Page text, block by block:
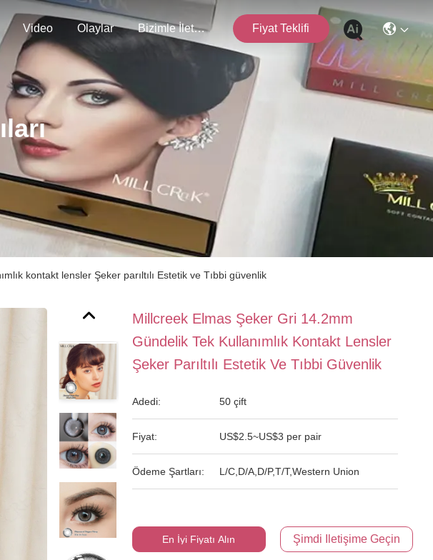
Video Olaylar Bizimle İletişim Fiyat Teklifi
kontakt lensler Şeker parıltılı Estetik ve Tıbbi güvenlik
Millcreek Elmas Şeker Gri 14.2mm
Gündelik Tek Kullanımlık Kontakt Lensler
Şeker Parıltılı Estetik Ve Tıbbi Güvenlik
Adedi: 50 çift
Fiyat: US$2.5~US$3 per pair
Ödeme Şartları: L/C,D/A,D/P,T/T,Western Union
En İyi Fiyatı Alın Şimdi Iletişime Geçin